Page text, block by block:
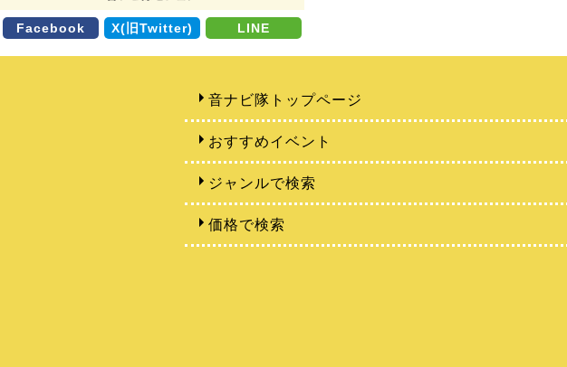
Facebook X(旧Twitter) LINE
音ナビ隊トップページ
おすすめイベント
ジャンルで検索
価格で検索